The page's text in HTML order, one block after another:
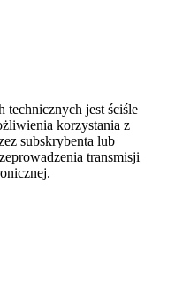
technicznych jest ściśle
korzystania z
subskrybenta lub
transmisji